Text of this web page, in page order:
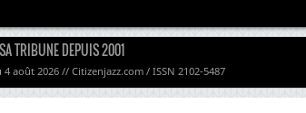
TRIBUNE DEPUIS 2001
août 2026 // Citizenjazz.com / ISSN 2102-5487